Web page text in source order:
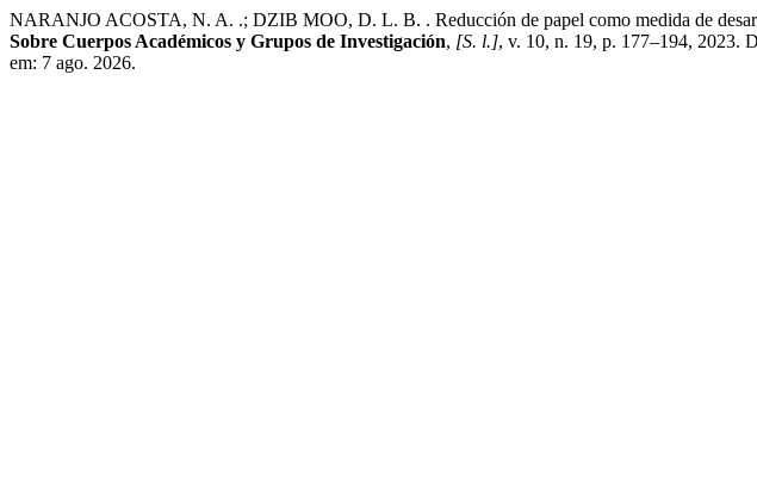
NARANJO ACOSTA, N. A. .; DZIB MOO, D. L. B. . Reducción de papel como medida de
Sobre Cuerpos Académicos y Grupos de Investigación, [S. l.], v. 10, n. 19, p. 177–194, 2023.
em: 7 ago. 2026.